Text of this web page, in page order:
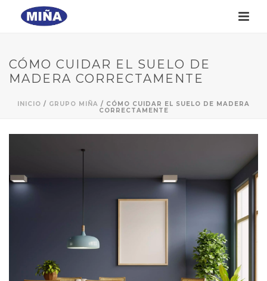
CÓMO CUIDAR EL SUELO DE
MADERA CORRECTAMENTE
INICIO / GRUPO MIÑA / CÓMO CUIDAR EL SUELO DE MADERA
CORRECTAMENTE